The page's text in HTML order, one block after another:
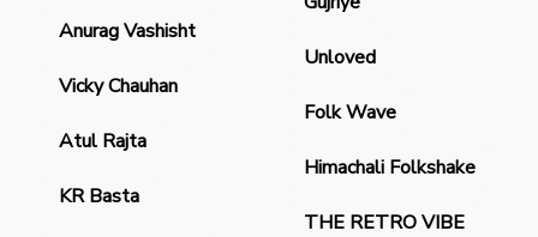
Anurag Vashisht
Vicky Chauhan
Atul Rajta
KR Basta
Unloved
Folk Wave
Himachali Folkshake
THE RETRO VIBE